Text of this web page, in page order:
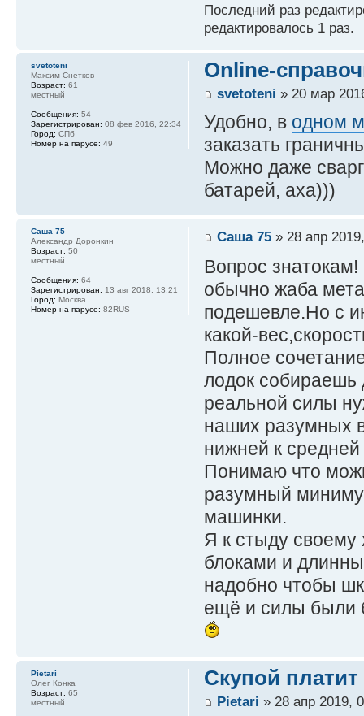
Последний раз
редактировалось 1 раз.
Online-
svetoteni » 20 мар
Удобно, в одном
заказать
Можно даже
батарей, аха)))
svetoteni
Максим Снетков
Возраст: 61
местный
Сообщения: 54
Зарегистрирован: 08 фев 2016, 22:34
Город: СПб
Номер на парусе: 49
Саша 75» 28 апр
Вопрос знатокам!
обычно жаба
подешевле.Но с
какой-
Полное
лодок собираешь
реальной силы
наших разумных
нижней к
Понимаю что
разумный
машинки.
Я к стыду своему
блоками и
надобно чтобы
ещё и силы были
Саша 75
Александр Доронкин
Возраст: 50
местный
Сообщения: 64
Зарегистрирован: 13 авг 2018, 13:21
Город: Москва
Номер на парусе: 82RUS
Скупой
Pietari » 28 апр 2019,
Pietari
Олег Конка
Возраст: 65
местный